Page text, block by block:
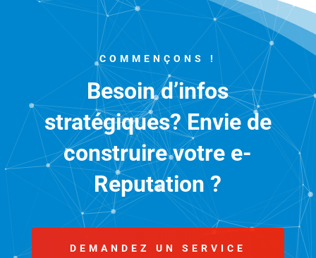
COMMENÇONS !
Besoin d’infos
stratégiques? Envie de
construire votre e-
Reputation ?
DEMANDEZ UN SERVICE